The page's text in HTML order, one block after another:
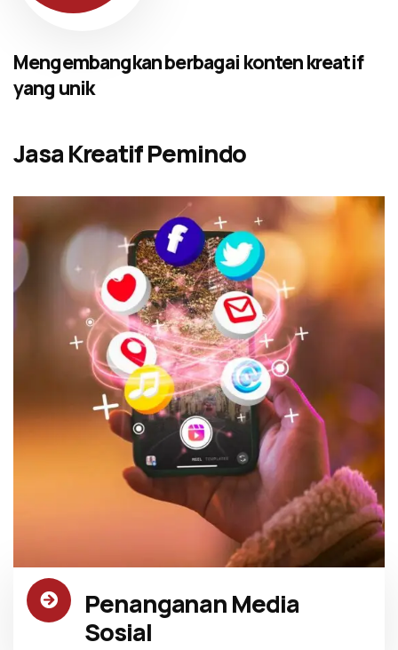
Mengembangkan berbagai konten kreatif
yang unik
Jasa Kreatif Pemindo
Penanganan Media
Sosial